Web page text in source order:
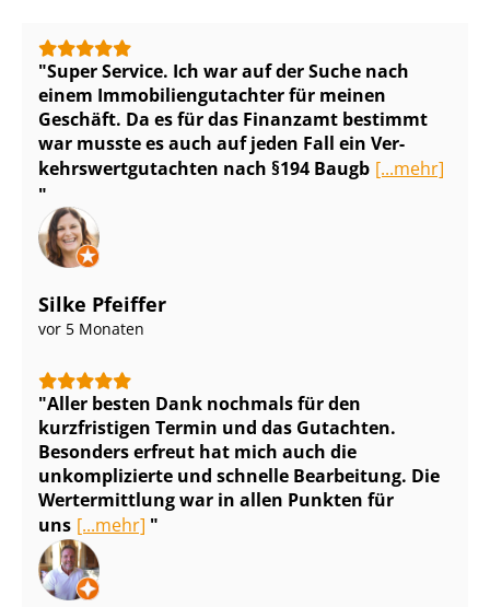
Super Service. Ich war auf der Suche nach
einem Im­mo­bi­li­en­gut­ach­ter für meinen
Geschäft. Da es für das Finanzamt bestimmt
war musste es auch auf jeden Fall ein Ver­
kehrs­wert­gut­ach­ten nach §194 Baugb [...mehr]
Silke Pfeiffer
vor 5 Monaten
Aller besten Dank nochmals für den
kurzfristigen Termin und das Gutachten.
Besonders erfreut hat mich auch die
unkomplizierte und schnelle Bearbeitung. Die
Wertermittlung war in allen Punkten für
uns [...mehr]